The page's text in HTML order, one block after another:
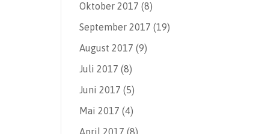
Oktober 2017 (8)
September 2017 (19)
August 2017 (9)
Juli 2017 (8)
Juni 2017 (5)
Mai 2017 (4)
April 2017 (8)